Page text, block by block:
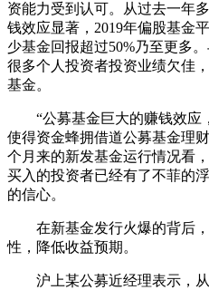
资能力受到认可。从过去一年
钱效应显著，2019年偏股基金
少基金回报超过50%乃至更多
很多个人投资者投资业绩欠佳
基金。
“公募基金巨大的赚钱效应
使得资金蜂拥借道公募基金理
个月来的新发基金运行情况看
买入的投资者已经有了不菲的
的信心。
在新基金发行火爆的背后，
性，降低收益预期。
沪上某公募近经理表示，从